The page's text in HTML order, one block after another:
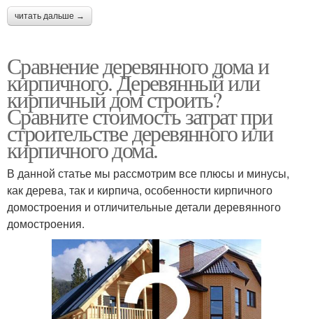
читать дальше →
Сравнение деревянного дома и
кирпичного. Деревянный или
кирпичный дом строить?
Сравните стоимость затрат при
строительстве деревянного или
кирпичного дома.
В данной статье мы рассмотрим все плюсы и минусы,
как дерева, так и кирпича, особенности кирпичного
домостроения и отличительные детали деревянного
домостроения.